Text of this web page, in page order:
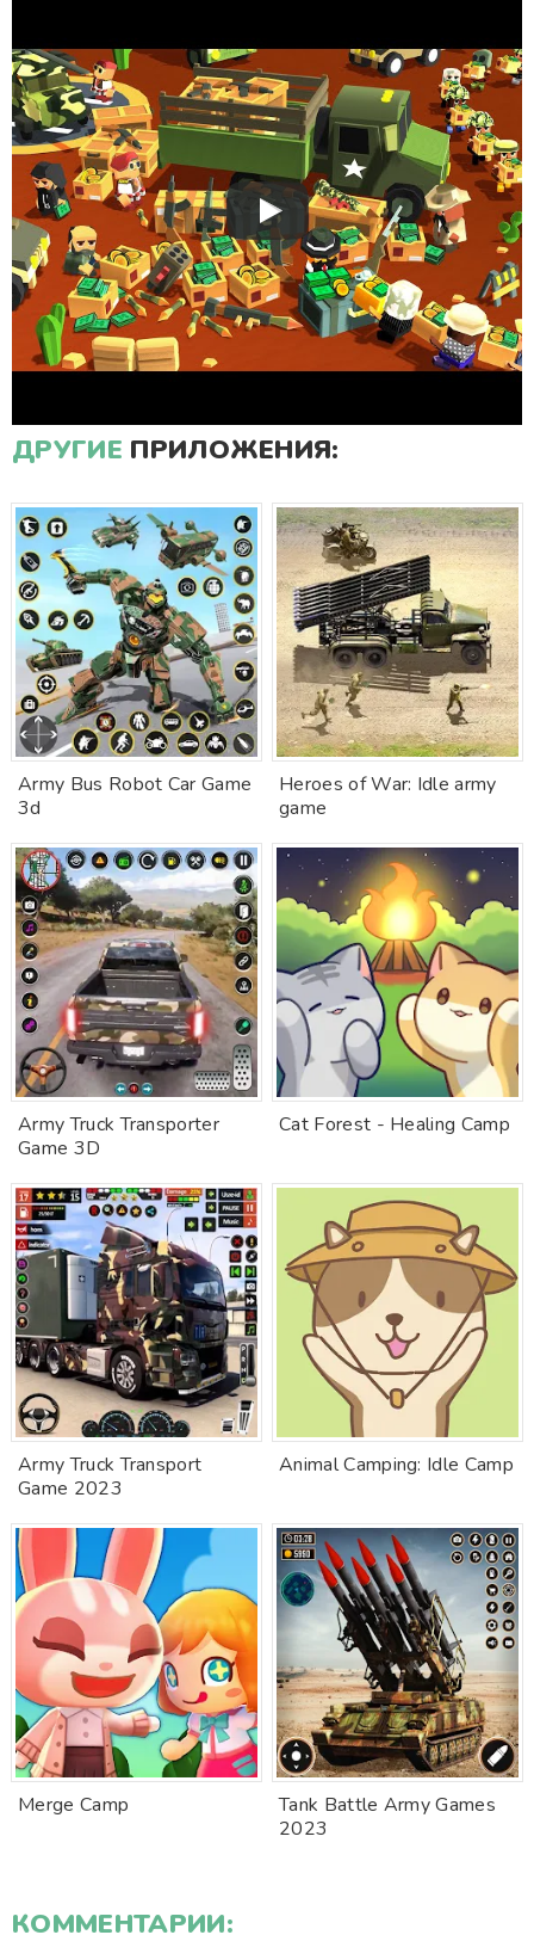
ДРУГИЕ ПРИЛОЖЕНИЯ:
Army Bus Robot Car Game
3d
Heroes of War: Idle army
game
Army Truck Transporter
Game 3D
Cat Forest - Healing Camp
Army Truck Transport
Game 2023
Animal Camping: Idle Camp
Merge Camp
Tank Battle Army Games
2023
КОММЕНТАРИИ: